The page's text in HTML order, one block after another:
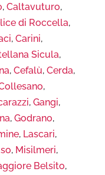
, Caltavuturo,
di Roccella,
, Carini,
Sicula,
, Cefalù, Cerda,
,
, Gangi,
, Godrano,
, Lascari,
, Misilmeri,
Belsito,